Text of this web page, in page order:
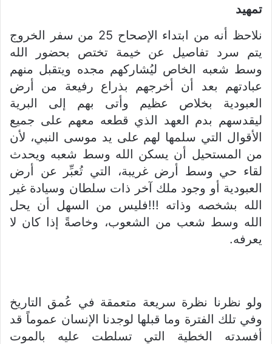
تمهيد
نلاحظ أنه من ابتداء الإصحاح 25 من سفر الخروج
يتم سرد تفاصيل عن خيمة تختص بحضور الله
وسط شعبه الخاص ليُشاركهم مجده ويتقبل منهم
عبادتهم بعد أن أخرجهم بذراع رفيعة من أرض
العبودية بخلاص عظيم وأتى بهم إلى البرية
ليقدسهم بدم العهد الذي قطعه معهم على جميع
الأقوال التي سلمها لهم على يد موسى النبي، لأن
من المستحيل أن يسكن الله وسط شعبه ويحدث
لقاء حي وسط أرض غريبة، التي تُعبِّر عن أرض
العبودية أو وجود ملك آخر ذات سلطان وسيادة غير
الله بشخصه وذاته !!!فليس من السهل أن يحل
الله وسط شعب من الشعوب، وخاصةً إذا كان لا
يعرفه.
ولو نظرنا نظرة سريعة متعمقة في عُمق التاريخ
وفي تلك الفترة وما قبلها لوجدنا الإنسان عموماً قد
أفسدته الخطية التي تسلطت عليه بالموت